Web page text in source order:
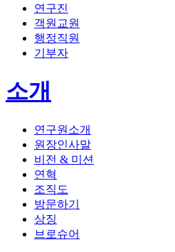
연구진
객원교원
행정직원
기부자
소개
연구원소개
원장인사말
비전 & 미션
연혁
조직도
방문하기
상징
브로슈어